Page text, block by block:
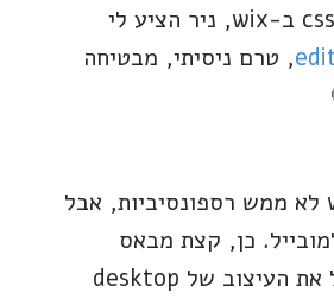
שלי לשלוט ב-css ב-wix, ניר הציע לי
, טרם ניסיתי, מבטיחה
התבניות ב-wix לא ממש רספונסיביות, אבל
כן, קצת מבאס
שטאבלט מקבל את העיצוב של desktop